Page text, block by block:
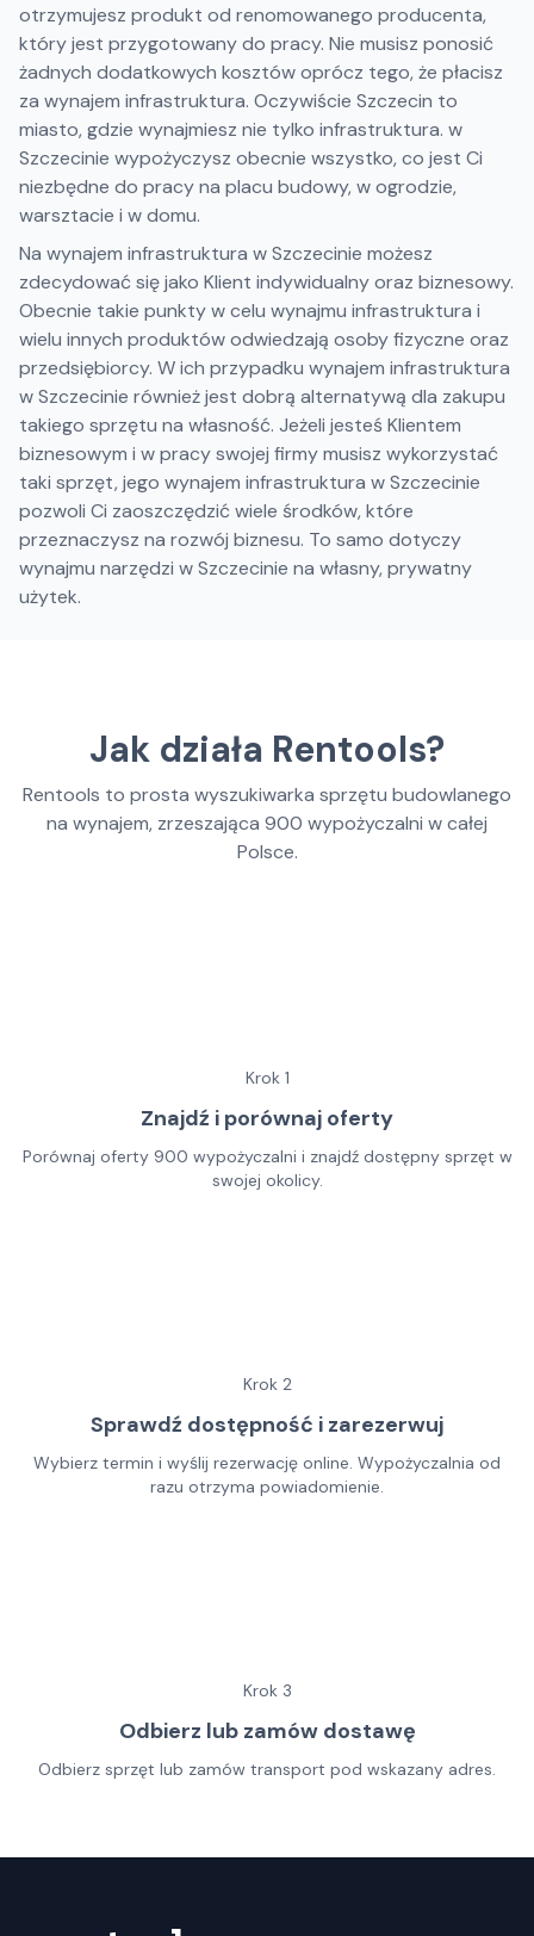
otrzymujesz produkt od renomowanego producenta,
który jest przygotowany do pracy. Nie musisz ponosić
żadnych dodatkowych kosztów oprócz tego, że płacisz
za wynajem infrastruktura. Oczywiście Szczecin to
miasto, gdzie wynajmiesz nie tylko infrastruktura. w
Szczecinie wypożyczysz obecnie wszystko, co jest Ci
niezbędne do pracy na placu budowy, w ogrodzie,
warsztacie i w domu.
Na wynajem infrastruktura w Szczecinie możesz
zdecydować się jako Klient indywidualny oraz biznesowy.
Obecnie takie punkty w celu wynajmu infrastruktura i
wielu innych produktów odwiedzają osoby fizyczne oraz
przedsiębiorcy. W ich przypadku wynajem infrastruktura
w Szczecinie również jest dobrą alternatywą dla zakupu
takiego sprzętu na własność. Jeżeli jesteś Klientem
biznesowym i w pracy swojej firmy musisz wykorzystać
taki sprzęt, jego wynajem infrastruktura w Szczecinie
pozwoli Ci zaoszczędzić wiele środków, które
przeznaczysz na rozwój biznesu. To samo dotyczy
wynajmu narzędzi w Szczecinie na własny, prywatny
użytek.
Jak działa Rentools?
Rentools to prosta wyszukiwarka sprzętu budowlanego
na wynajem, zrzeszająca 900 wypożyczalni w całej
Polsce.
Krok 1
Znajdź i porównaj oferty
Porównaj oferty 900 wypożyczalni i znajdź dostępny sprzęt w
swojej okolicy.
Krok 2
Sprawdź dostępność i zarezerwuj
Wybierz termin i wyślij rezerwację online. Wypożyczalnia od
razu otrzyma powiadomienie.
Krok 3
Odbierz lub zamów dostawę
Odbierz sprzęt lub zamów transport pod wskazany adres.